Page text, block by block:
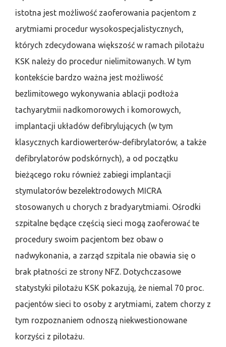
istotna jest możliwość zaoferowania pacjentom z
arytmiami procedur wysokospecjalistycznych,
których zdecydowana większość w ramach pilotażu
KSK należy do procedur nielimitowanych. W tym
kontekście bardzo ważna jest możliwość
bezlimitowego wykonywania ablacji podłoża
tachyarytmii nadkomorowych i komorowych,
implantacji układów defibrylujących (w tym
klasycznych kardiowerterów-defibrylatorów, a także
defibrylatorów podskórnych), a od początku
bieżącego roku również zabiegi implantacji
stymulatorów bezelektrodowych MICRA
stosowanych u chorych z bradyarytmiami. Ośrodki
szpitalne będące częścią sieci mogą zaoferować te
procedury swoim pacjentom bez obaw o
nadwykonania, a zarząd szpitala nie obawia się o
brak płatności ze strony NFZ. Dotychczasowe
statystyki pilotażu KSK pokazują, że niemal 70 proc.
pacjentów sieci to osoby z arytmiami, zatem chorzy z
tym rozpoznaniem odnoszą niekwestionowane
korzyści z pilotażu.